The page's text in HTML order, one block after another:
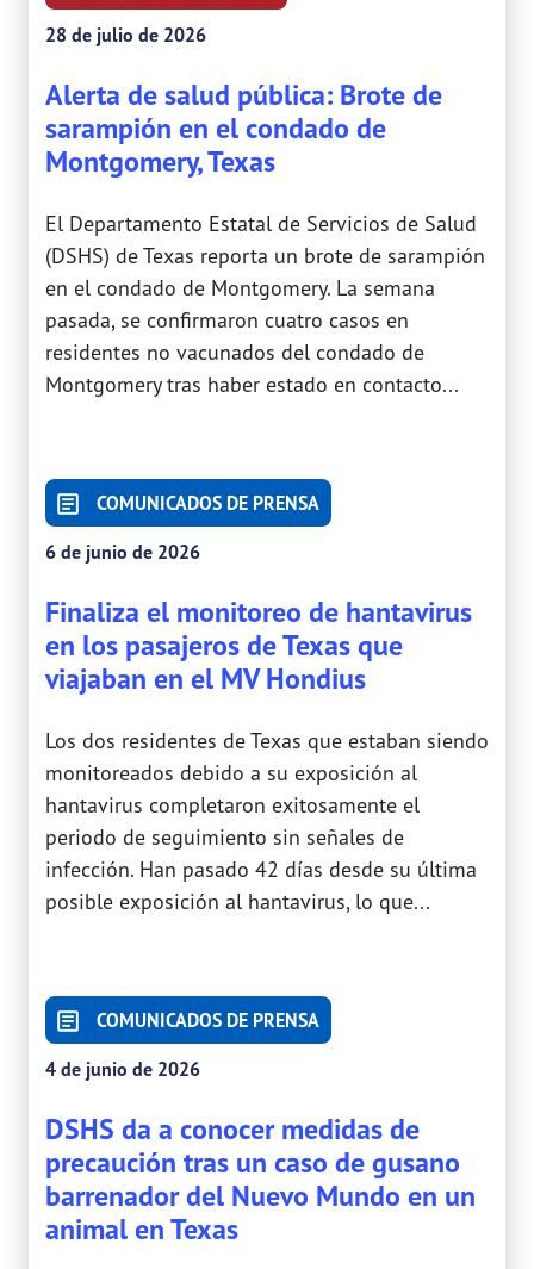
28 de julio de 2026
Alerta de salud pública: Brote de
sarampión en el condado de
Montgomery, Texas
El Departamento Estatal de Servicios de Salud
(DSHS) de Texas reporta un brote de sarampión
en el condado de Montgomery. La semana
pasada, se confirmaron cuatro casos en
residentes no vacunados del condado de
Montgomery tras haber estado en contacto...
COMUNICADOS DE PRENSA
6 de junio de 2026
Finaliza el monitoreo de hantavirus
en los pasajeros de Texas que
viajaban en el MV Hondius
Los dos residentes de Texas que estaban siendo
monitoreados debido a su exposición al
hantavirus completaron exitosamente el
periodo de seguimiento sin señales de
infección. Han pasado 42 días desde su última
posible exposición al hantavirus, lo que...
COMUNICADOS DE PRENSA
4 de junio de 2026
DSHS da a conocer medidas de
precaución tras un caso de gusano
barrenador del Nuevo Mundo en un
animal en Texas